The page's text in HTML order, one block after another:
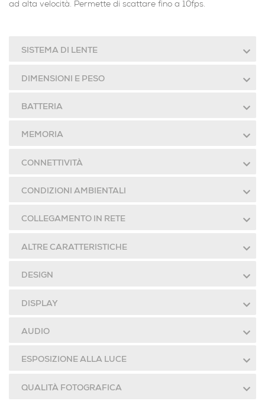
ad alta velocità. Permette di scattare fino a 10fps.
SISTEMA DI LENTE
DIMENSIONI E PESO
BATTERIA
MEMORIA
CONNETTIVITÀ
CONDIZIONI AMBIENTALI
COLLEGAMENTO IN RETE
ALTRE CARATTERISTICHE
DESIGN
DISPLAY
AUDIO
ESPOSIZIONE ALLA LUCE
QUALITÀ FOTOGRAFICA